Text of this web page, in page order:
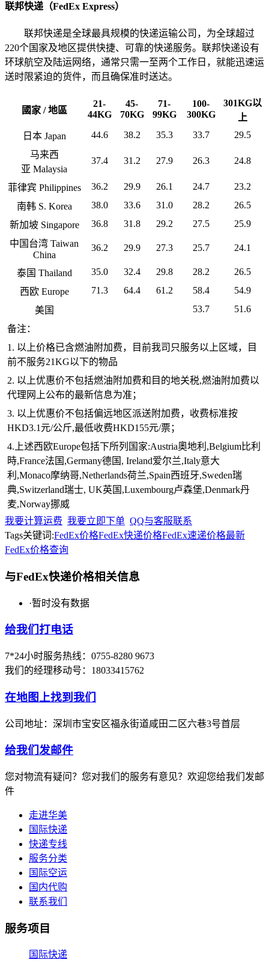
联邦快递（FedEx Express）
联邦快递是全球最具规模的快递运输公司，为全球超过
220个国家及地区提供快捷、可靠的快递服务。联邦快递设有
环球航空及陆运网络，通常只需一至两个工作日，就能迅速运
送时限紧迫的货件，而且确保准时送达。
國家 / 地區
21-
44KG
45-
70KG
71-
99KG
100-
300KG
301KG以
上
日本 Japan
44.6 38.2 35.3 33.7
29.5
马来西
亚 Malaysia
37.4 31.2 27.9 26.3 24.8
菲律宾 Philippines 36.2 29.9 26.1 24.7
23.2
南韩 S. Korea
38.0 33.6 31.0 28.2
26.5
新加坡 Singapore
36.8 31.8 29.2 27.5
25.9
中国台湾 Taiwan
China
36.2 29.9 27.3 25.7 24.1
泰国 Thailand 35.0 32.4 29.8 28.2
26.5
西欧 Europe
71.3 64.4 61.2 58.4
54.9
美国
53.7
51.6
备注：
1. 以上价格已含燃油附加费，目前我司只服务以上区域，目
前不服务21KG以下的物品
2. 以上优惠价不包括燃油附加费和目的地关税,燃油附加费以
代理网上公布的最新信息为准；
3. 以上优惠价不包括偏远地区派送附加费，收费标准按
HKD3.1元/公斤,最低收费HKD155元/票；
4.上述西欧Europe包括下所列国家:Austria奧地利,Belgium比利
時,France法国,Germany德国, Ireland爱尔兰,Italy意大
利,Monaco摩纳哥,Netherlands荷兰,Spain西班牙,Sweden瑞
典,Switzerland瑞士, UK英国,Luxembourg卢森堡,Denmark丹
麦,Norway挪威
我要计算运费 我要立即下单 QQ与客服联系
Tags关键词:FedEx价格FedEx快递价格FedEx速递价格最新
FedEx价格查询
与FedEx快递价格相关信息
·暂时没有数据
给我们打电话
7*24小时服务热线：0755-8280 9673
我们的经理移动号：18033415762
在地图上找到我们
公司地址：深圳市宝安区福永街道咸田二区六巷3号首层
给我们发邮件
您对物流有疑问？您对我们的服务有意见？欢迎您给我们发邮
件
走进华美
国际快递
快递专线
服务分类
国际空运
国内代购
联系我们
服务项目
国际快递